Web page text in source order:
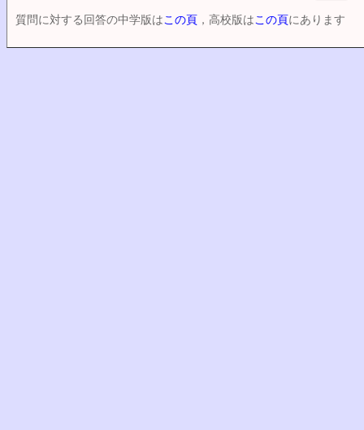
質問に対する回答の中学版はこの頁 ，高校版はこの頁にあります